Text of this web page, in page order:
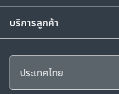
บริการลูกค้า
ประเทศไทย